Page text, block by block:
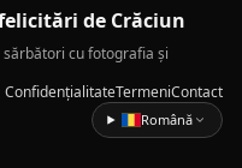
de Crăciun
cu fotografia și
ConfidențialitateTermeniContact
Română